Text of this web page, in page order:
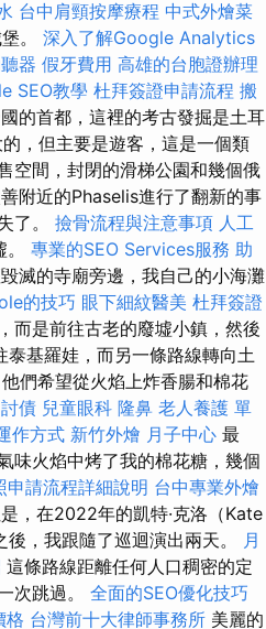
台中肩頸按摩療程 中式外燴菜
。 深入了解Google Analytics
器 假牙費用 高雄的台胞證辦理
SEO教學 杜拜簽證申請流程 搬
的首都，這裡的考古發掘是土耳
，但主要是遊客，這是一個類
空間，封閉的滑梯公園和幾個俄
附近的Phaselis進行了翻新的事
了。 撿骨流程與注意事項 人工
專業的SEO Services服務 助
滅的寺廟旁邊，我自己的小海灘
的技巧 眼下細紋醫美 杜拜簽證
而是前往古老的廢墟小鎮，然後
泰基羅娃，而另一條路線轉向土
們希望從火焰上炸香腸和棉花
討債 兒童眼科 隆鼻 老人養護 單
作方式 新竹外燴 月子中心 最
味火焰中烤了我的棉花糖，幾個
申請流程詳細說明 台中專業外燴
，在2022年的凱特·克洛（Kate
後，我跟隨了巡迴演出兩天。
月
這條路線距離任何人口稠密的定
次跳過。 全面的SEO優化技巧
格 台灣前十大律師事務所 美麗的